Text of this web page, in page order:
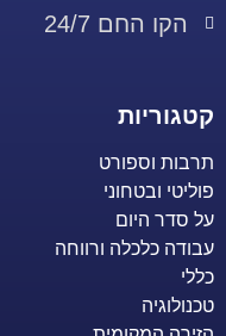
הקו החם 24/7
קטגוריות
תרבות וספורט
פוליטי ובטחוני
על סדר היום
עבודה כלכלה ורווחה
כללי
טכנולוגיה